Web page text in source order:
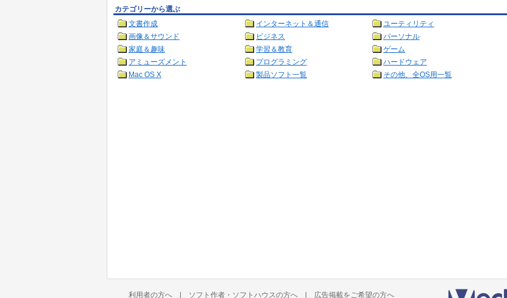
カテゴリーから選ぶ
文書作成
インターネット＆通信
ユーティリティ
画像＆サウンド
ビジネス
パーソナル
家庭＆趣味
学習＆教育
ゲーム
アミューズメント
プログラミング
ハードウェア
Mac OS X
製品ソフト一覧 その他、全OS用一覧
利用者の方へ | ソフト作者・ソフトハウスの方へ | 広告掲載をご希望の方へ